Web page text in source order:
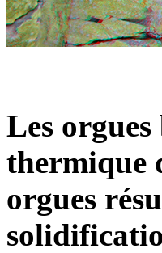
Les
thermique
orgues